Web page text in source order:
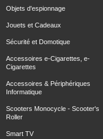
Objets d'espionnage
Jouets et Cadeaux
Sécurité et Domotique
Accessoires e-Cigarettes, e-
Cigarettes
Accessoires & Périphériques
Informatique
Scooters Monocycle - Scooter's
Roller
Smart TV